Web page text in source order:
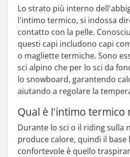
Lo strato più interno
l'intimo termico, si indossa
contatto con la pelle.
questi capi includono capi
o magliette termiche. Sono
sci alpino che per lo sci da
lo snowboard, garantendo
aiutando a regolare la
Qual è l'intimo termico
Durante lo sci o il riding sulla
produce calore, quindi il base
confortevole è quello